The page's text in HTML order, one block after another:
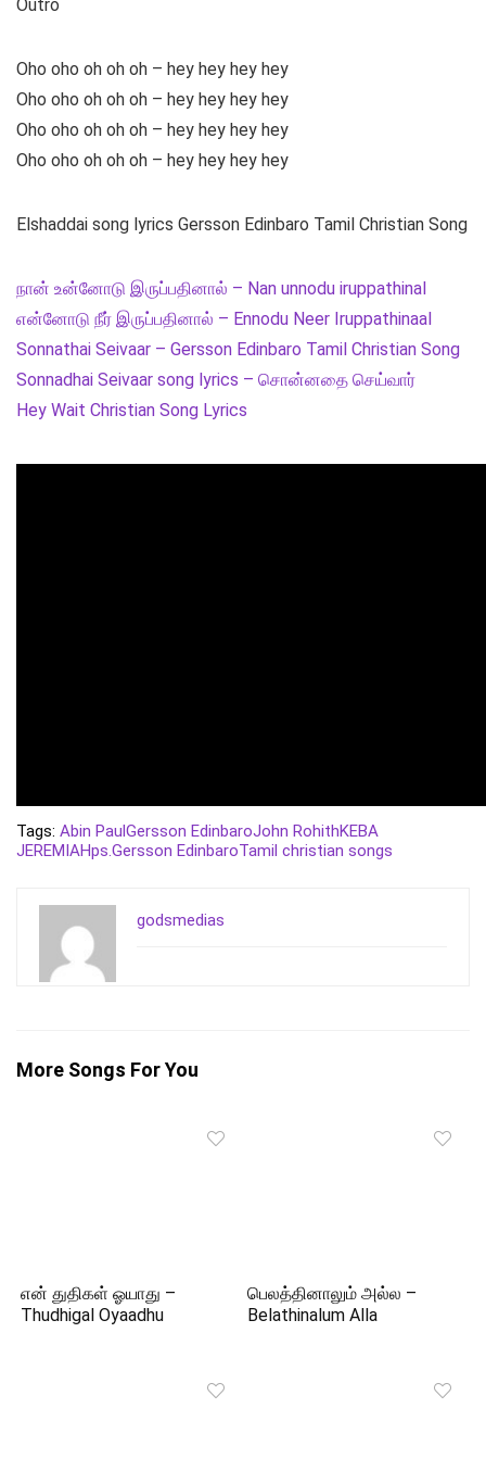
Outro
Oho oho oh oh oh – hey hey hey hey
Oho oho oh oh oh – hey hey hey hey
Oho oho oh oh oh – hey hey hey hey
Oho oho oh oh oh – hey hey hey hey
Elshaddai song lyrics Gersson Edinbaro Tamil Christian Song
நான் உன்னோடு இருப்பதினால் – Nan unnodu iruppathinal
என்னோடு நீர் இருப்பதினால் – Ennodu Neer Iruppathinaal
Sonnathai Seivaar – Gersson Edinbaro Tamil Christian Song
Sonnadhai Seivaar song lyrics – சொன்னதை செய்வார்
Hey Wait Christian Song Lyrics
Tags: Abin PaulGersson EdinbaroJohn RohithKEBA
JEREMIAHps.Gersson EdinbaroTamil christian songs
godsmedias
More Songs For You
என் துதிகள் ஓயாது –
Thudhigal Oyaadhu
பெலத்தினாலும் அல்ல –
Belathinalum Alla